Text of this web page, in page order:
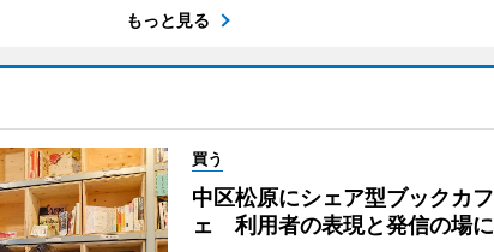
もっと見る
買う
中区松原にシェア型ブックカフ
ェ 利用者の表現と発信の場に